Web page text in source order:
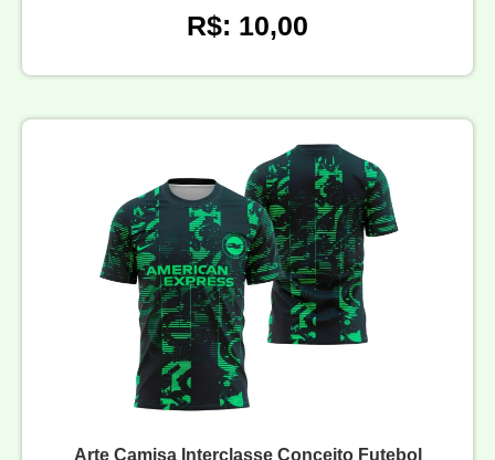
R$: 10,00
Arte Camisa Interclasse Conceito Futebol